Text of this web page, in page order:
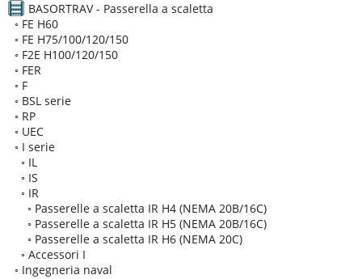
BASORTRAV - Passerella a scaletta
◦ FE H60
◦ FE H75/100/120/150
◦ F2E H100/120/150
◦ FER
◦ F
◦ BSL serie
◦ RP
◦ UEC
◦ I serie
◦ IL
◦ IS
◦ IR
◦ Passerelle a scaletta IR H4 (NEMA 20B/16C)
◦ Passerelle a scaletta IR H5 (NEMA 20B/16C)
◦ Passerelle a scaletta IR H6 (NEMA 20C)
◦ Accessori I
◦ Ingegneria naval